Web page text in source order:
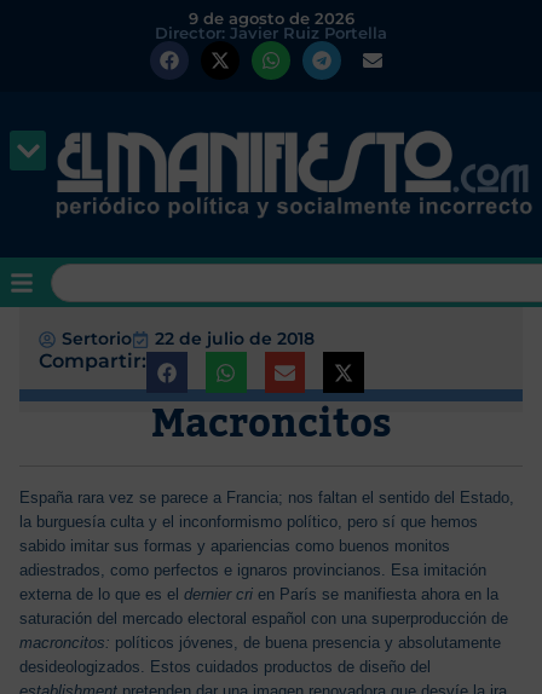
9 de agosto de 2026
Director: Javier Ruiz Portella
Sertorio 22 de julio de 2018
Compartir:
Macroncitos
España rara vez se parece a Francia; nos faltan el sentido del Estado,
la burguesía culta y el inconformismo político, pero sí que hemos
sabido imitar sus formas y apariencias como buenos monitos
adiestrados, como perfectos e ignaros provincianos. Esa imitación
externa de lo que es el dernier cri en París se manifiesta ahora en la
saturación del mercado electoral español con una superproducción de
macroncitos: políticos jóvenes, de buena presencia y absolutamente
desideologizados. Estos cuidados productos de diseño del